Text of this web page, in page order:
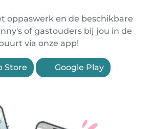
oppaswerk en de beschikbare
of gastouders bij jou in de
via onze app!
Store Google Play